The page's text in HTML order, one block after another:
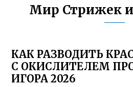
Мир Стрижек
КАК РАЗВОДИТЬ
С ОКИСЛИТЕЛЕМ
ИГОРА 2026